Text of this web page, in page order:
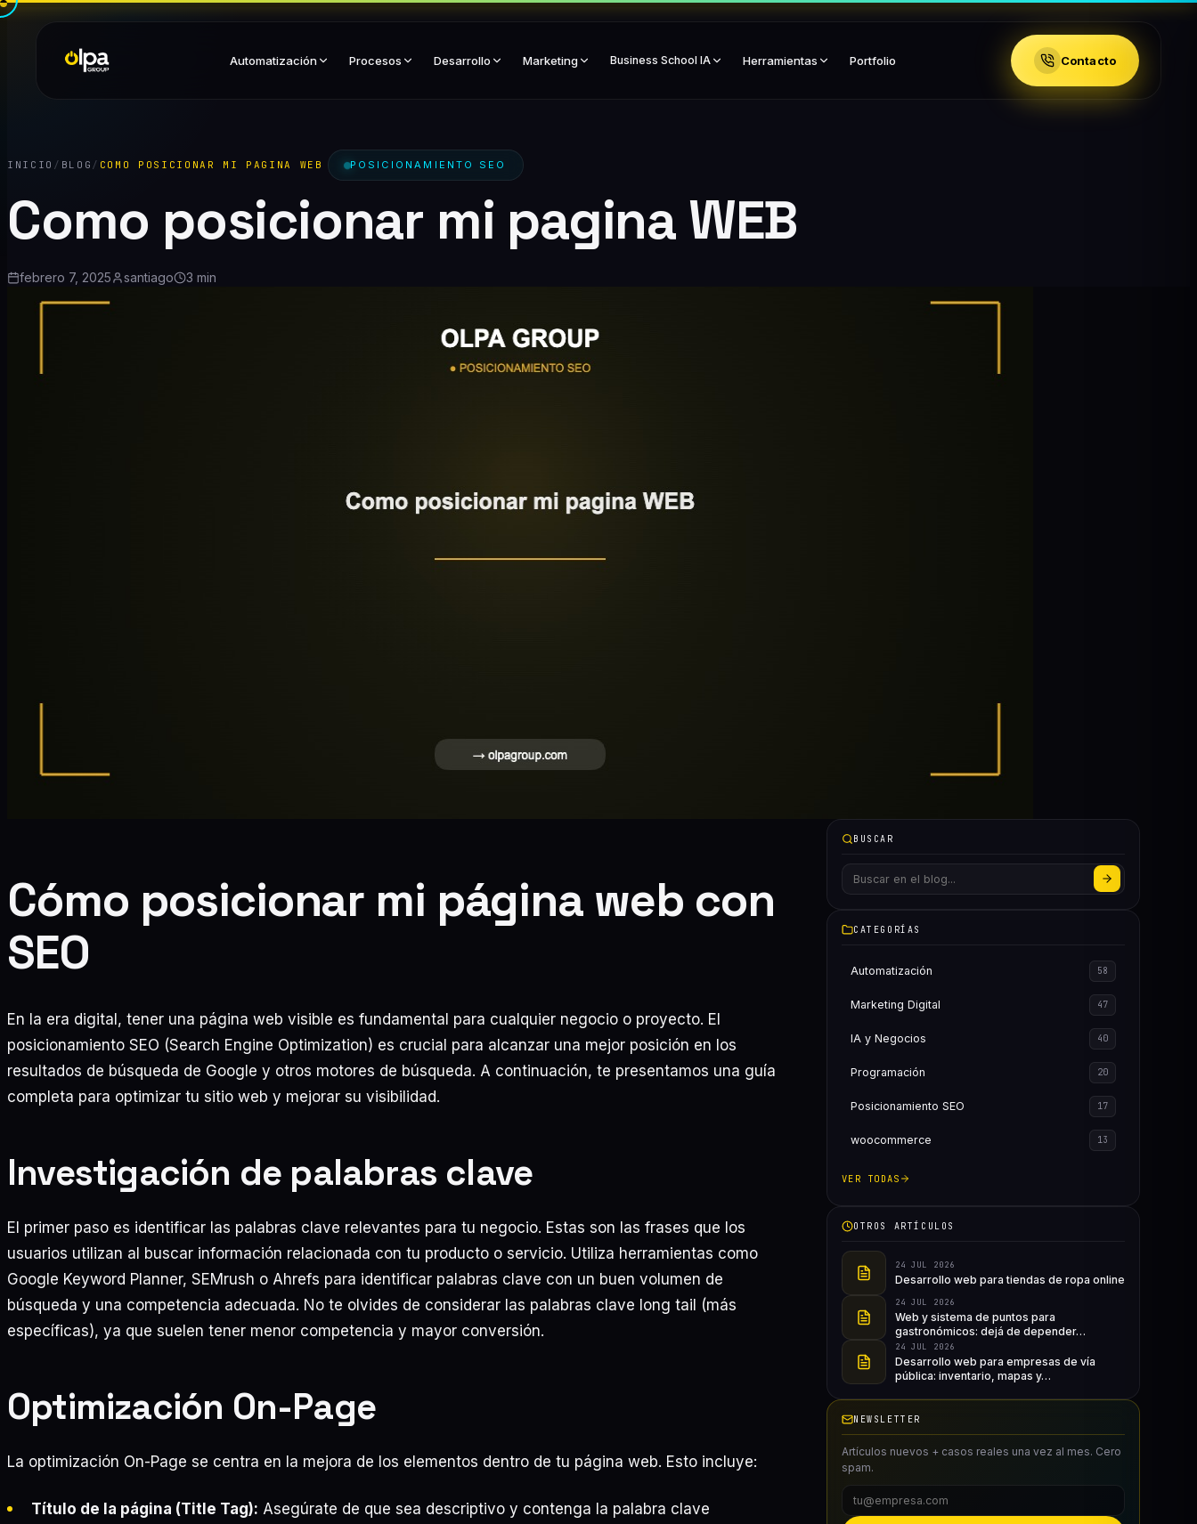
Automatización Procesos Desarrollo Marketing Business School IA Herramientas Portfolio Contacto
INICIO / BLOG / COMO POSICIONAR MI PAGINA WEB POSICIONAMIENTO SEO
Como posicionar mi pagina WEB
febrero 7, 2025 santiago 3 min
Cómo posicionar mi página web con
SEO
En la era digital, tener una página web visible es fundamental para cualquier negocio o proyecto. El
posicionamiento SEO (Search Engine Optimization) es crucial para alcanzar una mejor posición en los
resultados de búsqueda de Google y otros motores de búsqueda. A continuación, te presentamos una guía
completa para optimizar tu sitio web y mejorar su visibilidad.
Investigación de palabras clave
El primer paso es identificar las palabras clave relevantes para tu negocio. Estas son las frases que los
usuarios utilizan al buscar información relacionada con tu producto o servicio. Utiliza herramientas como
Google Keyword Planner, SEMrush o Ahrefs para identificar palabras clave con un buen volumen de
búsqueda y una competencia adecuada. No te olvides de considerar las palabras clave long tail (más
específicas), ya que suelen tener menor competencia y mayor conversión.
Optimización On-Page
La optimización On-Page se centra en la mejora de los elementos dentro de tu página web. Esto incluye:
Título de la página (Title Tag): Asegúrate de que sea descriptivo y contenga la palabra clave
BUSCAR
CATEGORÍAS
Automatización 58
Marketing Digital 47
IA y Negocios 40
Programación 20
Posicionamiento SEO 17
woocommerce 13
VER TODAS
OTROS ARTÍCULOS
24 JUL 2026
Desarrollo web para tiendas de ropa online
24 JUL 2026
Web y sistema de puntos para
gastronómicos: dejá de depender…
24 JUL 2026
Desarrollo web para empresas de vía
pública: inventario, mapas y…
NEWSLETTER
Artículos nuevos + casos reales una vez al mes. Cero
spam.